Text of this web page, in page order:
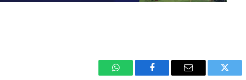
WhatsAppFacebook Email Twitter